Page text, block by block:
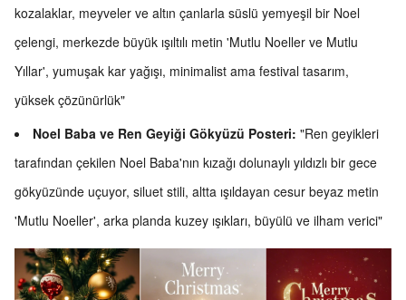
kozalaklar, meyveler ve altın çanlarla süslü yemyeşil bir Noel
çelengi, merkezde büyük ışıltılı metin 'Mutlu Noeller ve Mutlu
Yıllar', yumuşak kar yağışı, minimalist ama festival tasarım,
yüksek çözünürlük"
Noel Baba ve Ren Geyiği Gökyüzü Posteri: "Ren geyikleri
tarafından çekilen Noel Baba'nın kızağı dolunaylı yıldızlı bir gece
gökyüzünde uçuyor, siluet stili, altta ışıldayan cesur beyaz metin
'Mutlu Noeller', arka planda kuzey ışıkları, büyülü ve ilham verici"